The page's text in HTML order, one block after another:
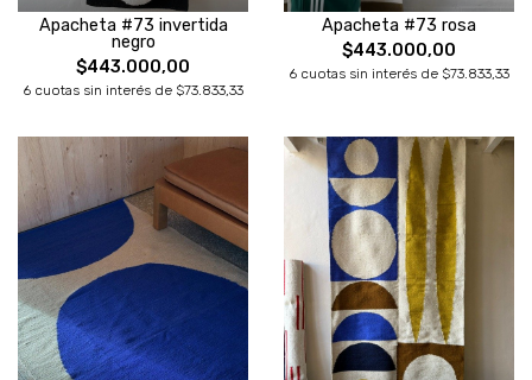
Apacheta #73 invertida
negro
$443.000,00
6 cuotas sin interés de $73.833,33
Apacheta #73 rosa
$443.000,00
6 cuotas sin interés de $73.833,33